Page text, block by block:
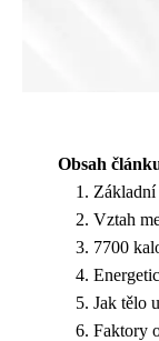
Obsah
Vztah
7700
Jak tělo
Faktory